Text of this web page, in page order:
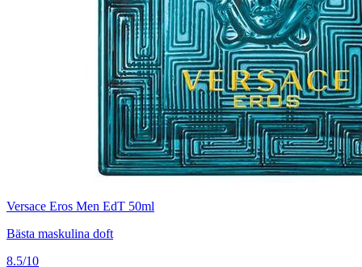
Versace Eros Men EdT 50ml
Bästa maskulina doft
8.5/10